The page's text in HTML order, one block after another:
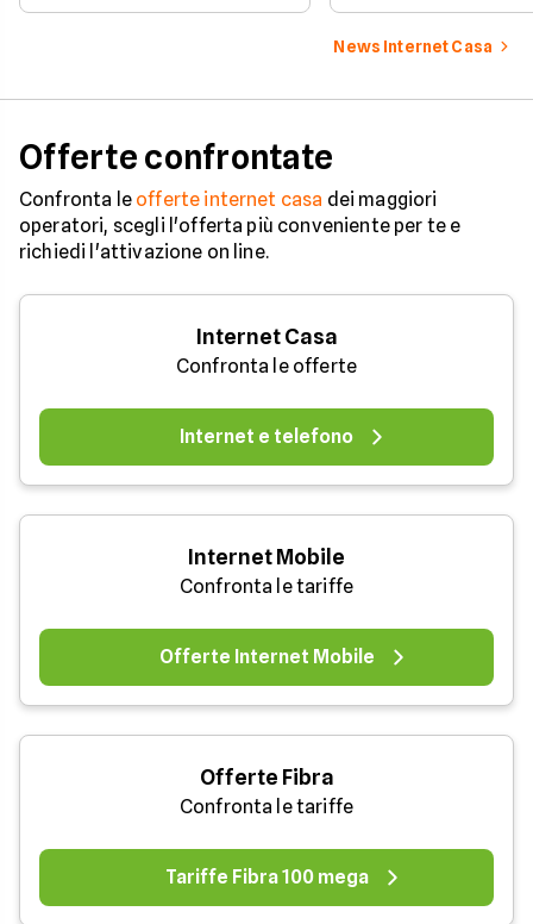
alla fibra fino a 2,5 Gbit/s e
working, giocare online e
desidera una
veloce, stabile e
tutte le esigenze
News Internet Casa
Offerte confrontate
Confronta le offerte internet casa dei maggiori
operatori, scegli l'offerta più conveniente per te e
richiedi l'attivazione on line.
Internet Casa
Confronta le offerte
Internet e telefono
Internet Mobile
Confronta le tariffe
Offerte Internet Mobile
Offerte Fibra
Confronta le tariffe
Tariffe Fibra 100 mega